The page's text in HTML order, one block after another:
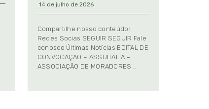
14 de julho de 2026
Compartilhe nosso conteúdo:
Redes Socias SEGUIR SEGUIR Fale
conosco Últimas Notícias EDITAL DE
CONVOCAÇÃO – ASSUITÁLIA –
ASSOCIAÇÃO DE MORADORES …